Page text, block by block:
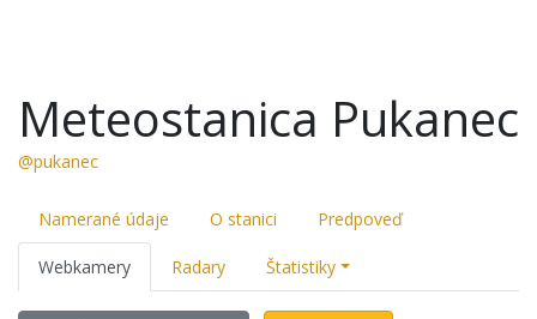
Meteostanica Pukanec
@pukanec
Namerané údaje O stanici Predpoveď
Webkamery Radary Štatistiky